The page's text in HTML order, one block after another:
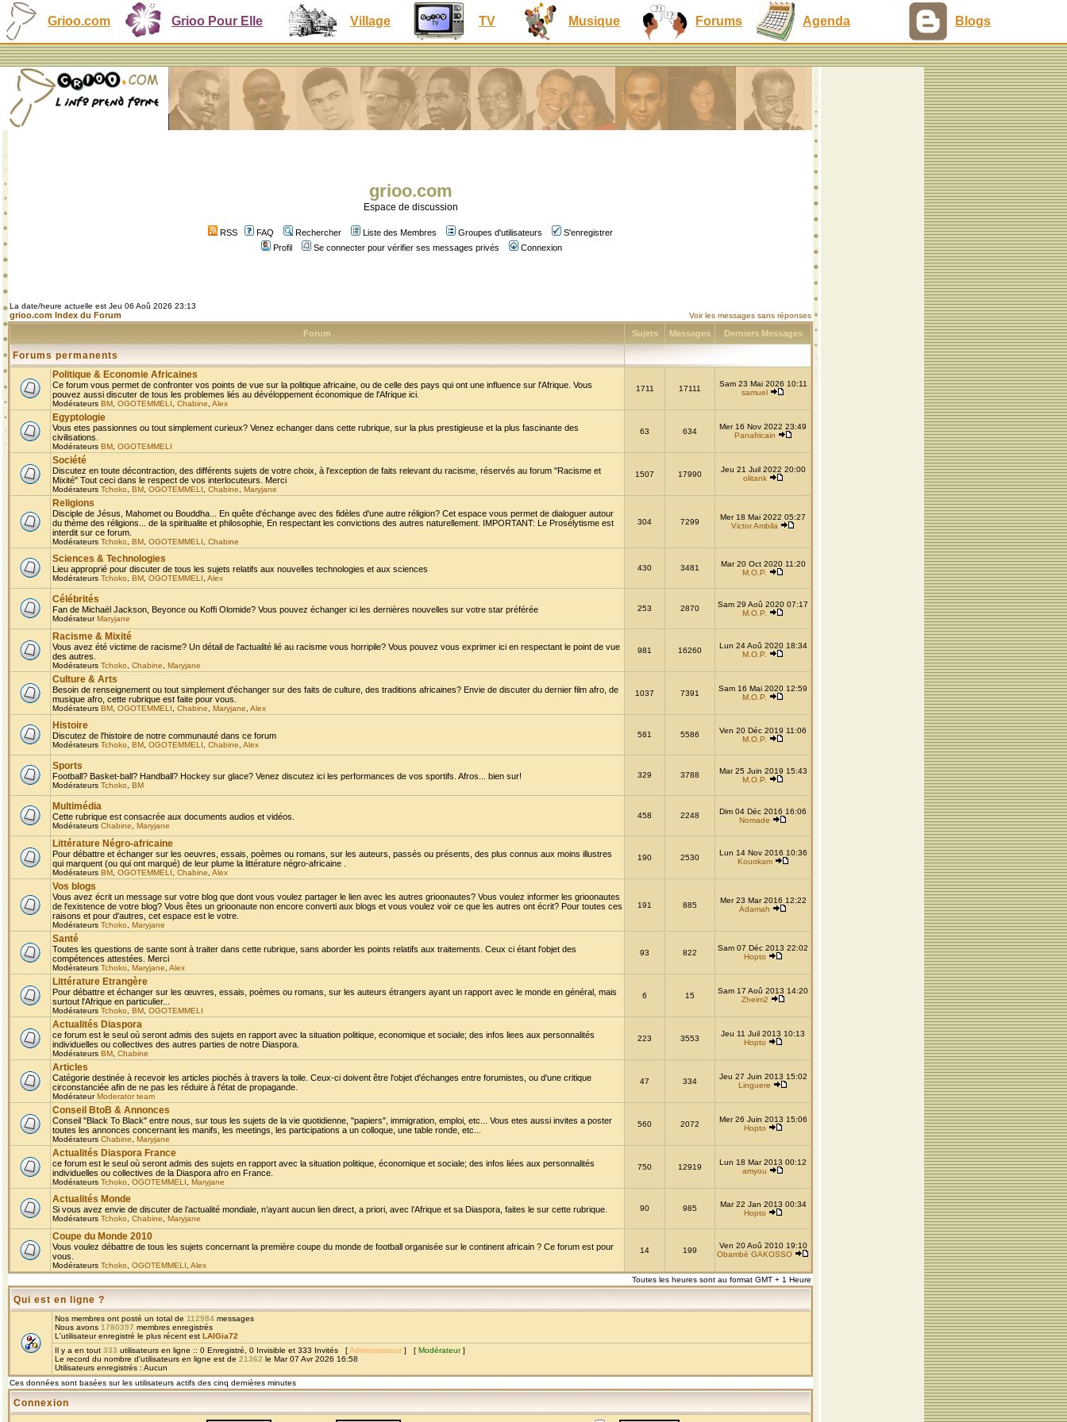
Grioo.com Grioo Pour Elle Village TV Musique Forums Agenda Blogs
grioo.com
Espace de discussion
RSS FAQ Rechercher Liste des Membres Groupes d'utilisateurs
S'enregistrer
Profil
Se connecter pour vérifier ses messages privés Connexion
La date/heure actuelle est Jeu 06 Aoû 2026 23:13
grioo.com Index du Forum Voir les messages sans réponses
Forum Sujets Messages Derniers Messages
Forums permanents
Politique & Economie Africaines
Ce forum vous permet de confronter vos points de vue sur la politique africaine, ou de celle des pays qui ont une influence sur l'Afrique. Vous
pouvez aussi discuter de tous les problemes liés au dévéloppement économique de l'Afrique ici.
Modérateurs BM OGOTEMMELI Chabine Alex
1711 17111
Sam 23 Mai 2026 10:11
samuel
Egyptologie
Vous etes passionnes ou tout simplement curieux? Venez echanger dans cette rubrique, sur la plus prestigieuse et la plus fascinante des
civilisations.
Modérateurs BM OGOTEMMELI
63 634
Mer 16 Nov 2022 23:49
Panafricain
Société
Discutez en toute décontraction, des différents sujets de votre choix, à l'exception de faits relevant du racisme, réservés au forum "Racisme et
Mixité" Tout ceci dans le respect de vos interlocuteurs. Merci
Modérateurs Tchoko BM OGOTEMMELI Chabine Maryjane
1507 17990
Jeu 21 Juil 2022 20:00
olitank
Religions
Disciple de Jésus, Mahomet ou Bouddha... En quête d'échange avec des fidèles d'une autre réligion? Cet espace vous permet de dialoguer autour
du thème des réligions... de la spiritualite et philosophie, En respectant les convictions des autres naturellement. IMPORTANT: Le Prosélytisme est
interdit sur ce forum.
Modérateurs Tchoko BM OGOTEMMELI Chabine
304 7299
Mer 18 Mai 2022 05:27
Victor Ambila
Sciences & Technologies
Lieu approprié pour discuter de tous les sujets relatifs aux nouvelles technologies et aux sciences
Modérateurs Tchoko BM OGOTEMMELI Alex
430 3481
Mar 20 Oct 2020 11:20
M.O.P.
Célébrités
Fan de Michaël Jackson, Beyonce ou Koffi Olomide? Vous pouvez échanger ici les dernières nouvelles sur votre star préférée
ModérateurMaryjane
253 2870
Sam 29 Aoû 2020 07:17
M.O.P.
Racisme & Mixité
Vous avez été victime de racisme? Un détail de l'actualité lié au racisme vous horripile? Vous pouvez vous exprimer ici en respectant le point de vue
des autres.
Modérateurs Tchoko Chabine Maryjane
981 16260
Lun 24 Aoû 2020 18:34
M.O.P.
Culture & Arts
Besoin de renseignement ou tout simplement d'échanger sur des faits de culture, des traditions africaines? Envie de discuter du dernier film afro, de
musique afro, cette rubrique est faite pour vous.
Modérateurs BM OGOTEMMELI Chabine Maryjane Alex
1037 7391
Sam 16 Mai 2020 12:59
M.O.P.
Histoire
Discutez de l'histoire de notre communauté dans ce forum
Modérateurs Tchoko BM OGOTEMMELI Chabine Alex
581 5586
Ven 20 Déc 2019 11:06
M.O.P.
Sports
Football? Basket-ball? Handball? Hockey sur glace? Venez discutez ici les performances de vos sportifs. Afros... bien sur!
Modérateurs Tchoko BM
329 3788
Mar 25 Juin 2019 15:43
M.O.P.
Multimédia
Cette rubrique est consacrée aux documents audios et vidéos.
Modérateurs Chabine Maryjane
458 2248
Dim 04 Déc 2016 16:06
Nomade
Littérature Négro-africaine
Pour débattre et échanger sur les oeuvres, essais, poèmes ou romans, sur les auteurs, passés ou présents, des plus connus aux moins illustres
qui marquent (ou qui ont marqué) de leur plume la littérature négro-africaine .
Modérateurs BM OGOTEMMELI Chabine Alex
190 2530
Lun 14 Nov 2016 10:36
Kouokam
Vos blogs
Vous avez écrit un message sur votre blog que dont vous voulez partager le lien avec les autres grioonautes? Vous voulez informer les grioonautes
de l'existence de votre blog? Vous êtes un grioonaute non encore converti aux blogs et vous voulez voir ce que les autres ont écrit? Pour toutes ces
raisons et pour d'autres, cet espace est le votre.
Modérateurs Tchoko Maryjane
191 885
Mer 23 Mar 2016 12:22
Adamah
Santé
Toutes les questions de sante sont à traiter dans cette rubrique, sans aborder les points relatifs aux traitements. Ceux ci étant l'objet des
compétences attestées. Merci
Modérateurs Tchoko Maryjane Alex
93 822
Sam 07 Déc 2013 22:02
Hopto
Littérature Etrangère
Pour débattre et échanger sur les œuvres, essais, poèmes ou romans, sur les auteurs étrangers ayant un rapport avec le monde en général, mais
surtout l'Afrique en particulier...
Modérateurs Tchoko BM OGOTEMMELI
6 15
Sam 17 Aoû 2013 14:20
Zheim2
Actualités Diaspora
ce forum est le seul où seront admis des sujets en rapport avec la situation politique, economique et sociale; des infos liees aux personnalités
individuelles ou collectives des autres parties de notre Diaspora.
Modérateurs BM Chabine
223 3553
Jeu 11 Juil 2013 10:13
Hopto
Articles
Catégorie destinée à recevoir les articles piochés à travers la toile. Ceux-ci doivent être l'objet d'échanges entre forumistes, ou d'une critique
circonstanciée afin de ne pas les réduire à l'état de propagande.
ModérateurModerator team
47 334
Jeu 27 Juin 2013 15:02
Linguere
Conseil BtoB & Annonces
Conseil "Black To Black" entre nous, sur tous les sujets de la vie quotidienne, "papiers", immigration, emploi, etc... Vous etes aussi invites a poster
toutes les annonces concernant les manifs, les meetings, les participations a un colloque, une table ronde, etc...
Modérateurs Chabine Maryjane
560 2072
Mer 26 Juin 2013 15:06
Hopto
Actualités Diaspora France
ce forum est le seul où seront admis des sujets en rapport avec la situation politique, économique et sociale; des infos liées aux personnalités
individuelles ou collectives de la Diaspora afro en France.
Modérateurs Tchoko OGOTEMMELI Maryjane
750 12919
Lun 18 Mar 2013 00:12
amyou
Actualités Monde
Si vous avez envie de discuter de l’actualité mondiale, n’ayant aucun lien direct, a priori, avec l’Afrique et sa Diaspora, faites le sur cette rubrique.
Modérateurs Tchoko Chabine Maryjane
90 985
Mar 22 Jan 2013 00:34
Hopto
Coupe du Monde 2010
Vous voulez débattre de tous les sujets concernant la première coupe du monde de football organisée sur le continent africain ? Ce forum est pour
vous.
Modérateurs Tchoko OGOTEMMELI Alex
14 199
Ven 20 Aoû 2010 19:10
Obambé GAKOSSO
Toutes les heures sont au format GMT + 1 Heure
Qui est en ligne ?
Nos membres ont posté un total de 112984 messages
Nous avons 1780397 membres enregistrés
L'utilisateur enregistré le plus récent est LAIGia72
Il y a en tout 333 utilisateurs en ligne :: 0 Enregistré, 0 Invisible et 333 Invités [Administrateur ] [ Modérateur]
Le record du nombre d'utilisateurs en ligne est de 21362 le Mar 07 Avr 2026 16:58
Utilisateurs enregistrés : Aucun
Ces données sont basées sur les utilisateurs actifs des cinq dernières minutes
Connexion